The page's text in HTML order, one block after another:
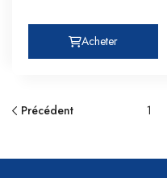
Acheter
Précédent 1